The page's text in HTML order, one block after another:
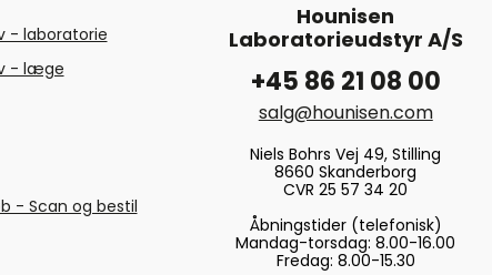
- laboratorie
- læge
- Scan og bestil
Hounisen
Laboratorieudstyr A/S
+45 86 21 08 00
salg@hounisen.com
Niels Bohrs Vej 49, Stilling
8660 Skanderborg
CVR 25 57 34 20
Åbningstider (telefonisk)
Mandag-torsdag: 8.00-16.00
Fredag: 8.00-15.30